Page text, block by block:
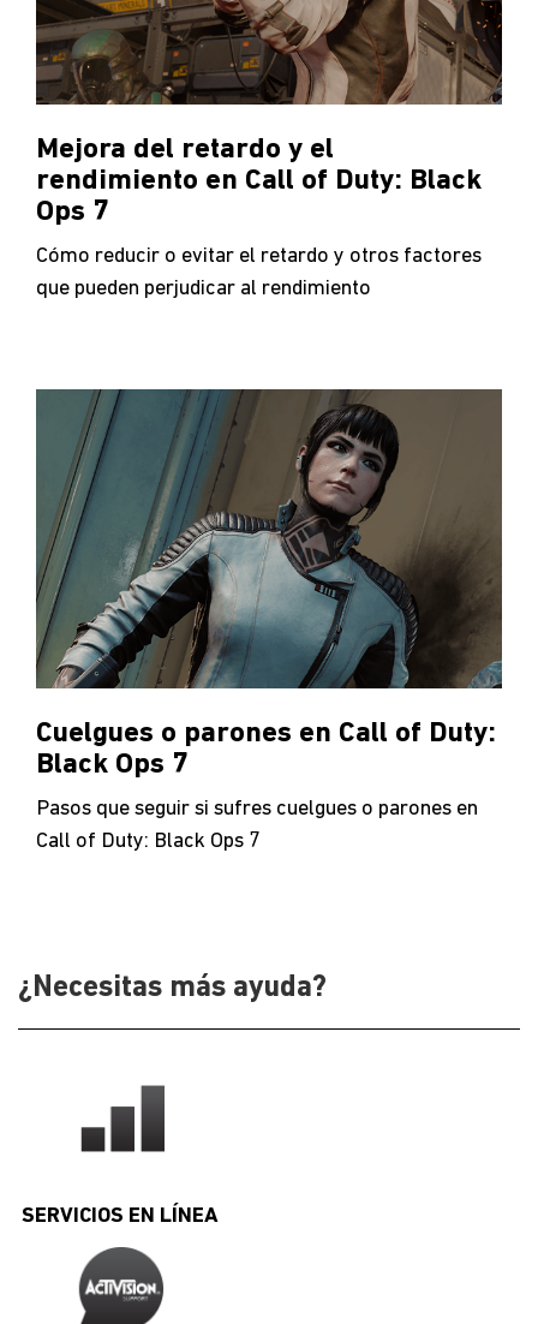
Mejora del retardo y el
rendimiento en Call of Duty: Black
Ops 7
Cómo reducir o evitar el retardo y otros factores
que pueden perjudicar al rendimiento
Cuelgues o parones en Call of Duty:
Black Ops 7
Pasos que seguir si sufres cuelgues o parones en
Call of Duty: Black Ops 7
¿Necesitas más ayuda?
SERVICIOS EN LÍNEA